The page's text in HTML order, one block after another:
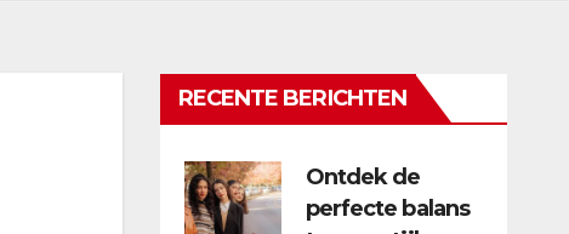
RECENTE BERICHTEN
Ontdek de
perfecte balans